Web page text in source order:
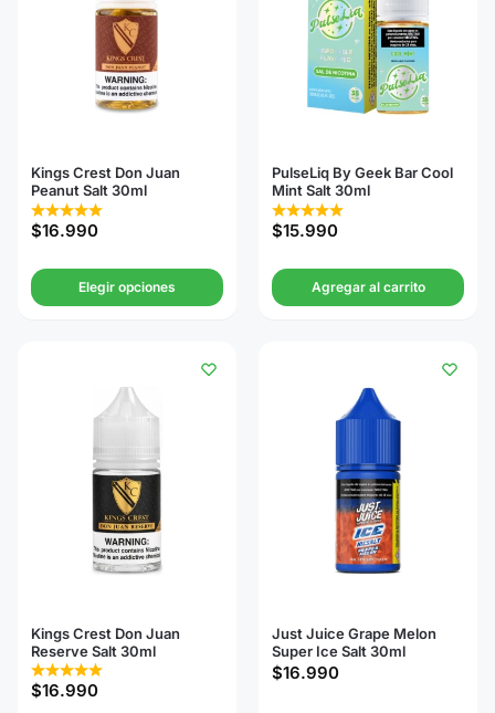
Kings Crest Don Juan
Peanut Salt 30ml
$16.990
Elegir opciones
PulseLiq By Geek Bar Cool
Mint Salt 30ml
$15.990
Agregar al carrito
Kings Crest Don Juan
Reserve Salt 30ml
$16.990
Just Juice Grape Melon
Super Ice Salt 30ml
$16.990